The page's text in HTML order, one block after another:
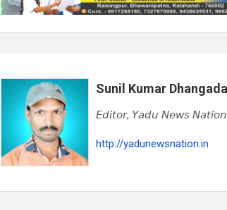
Sunil Kumar
𝘌𝘥𝘪𝘵𝘰𝘳, 𝘠𝘢𝘥𝘶 𝘕𝘦𝘸𝘴
http://yadunewsnation.in